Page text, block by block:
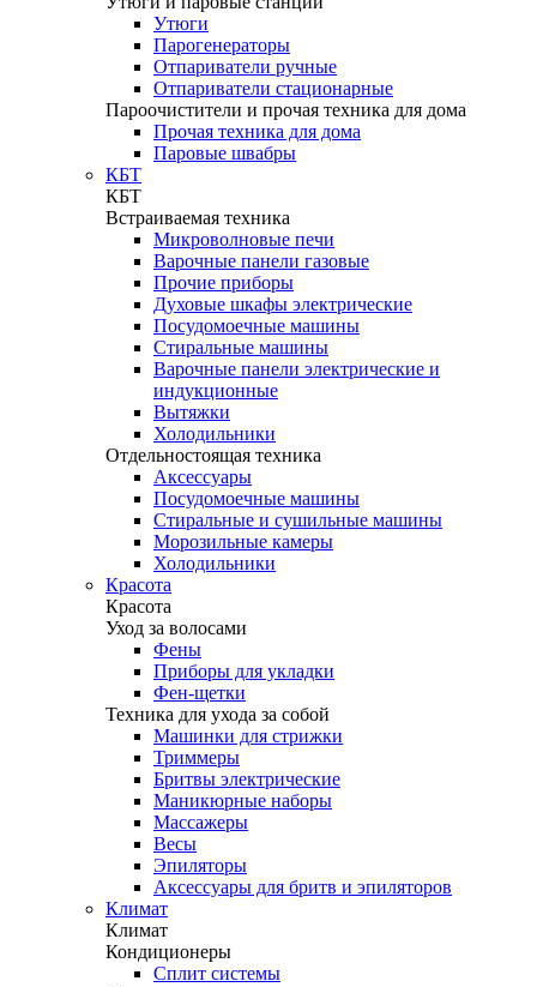
Утюги
Парогенераторы
Отпариватели ручные
Отпариватели стационарные
Пароочистители и прочая техника для дома
Прочая техника для дома
Паровые швабры
КБТ
КБТ
Встраиваемая техника
Микроволновые печи
Варочные панели газовые
Прочие приборы
Духовые шкафы электрические
Посудомоечные машины
Стиральные машины
Варочные панели электрические и
индукционные
Вытяжки
Холодильники
Отдельностоящая техника
Аксессуары
Посудомоечные машины
Стиральные и сушильные машины
Морозильные камеры
Холодильники
Красота
Красота
Уход за волосами
Фены
Приборы для укладки
Фен-щетки
Техника для ухода за собой
Машинки для стрижки
Триммеры
Бритвы электрические
Маникюрные наборы
Массажеры
Весы
Эпиляторы
Аксессуары для бритв и эпиляторов
Климат
Климат
Кондиционеры
Сплит системы